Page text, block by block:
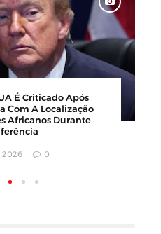
É Criticado Após
Com A Localização
Africanos Durante
2026 0